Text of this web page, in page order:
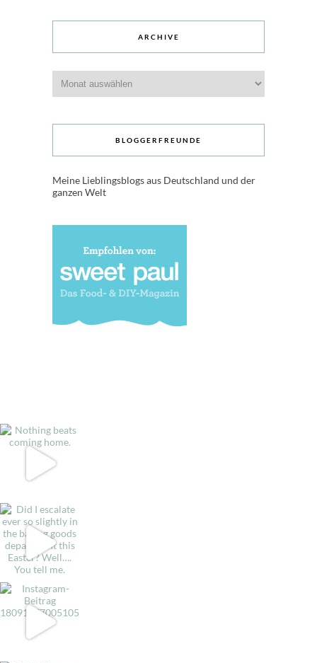
ARCHIVE
BLOGGERFREUNDE
Meine Lieblingsblogs aus Deutschland und der
ganzen Welt